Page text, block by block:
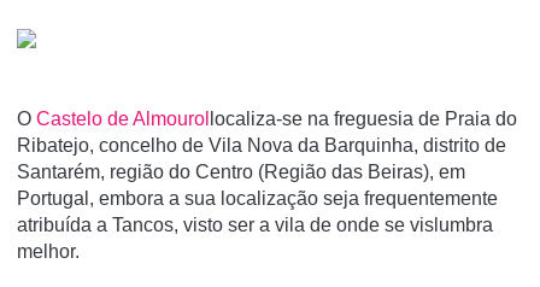
O Castelo de Almourol localiza-se na freguesia de Praia do
Ribatejo, concelho de Vila Nova da Barquinha, distrito de
Santarém, região do Centro (Região das Beiras), em
Portugal, embora a sua localização seja frequentemente
atribuí­da a Tancos, visto ser a vila de onde se vislumbra
melhor.